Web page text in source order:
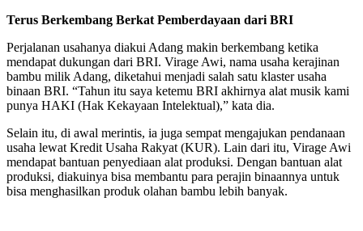
Terus Berkembang Berkat Pemberdayaan dari BRI
Perjalanan usahanya diakui Adang makin berkembang ketika
mendapat dukungan dari BRI. Virage Awi, nama usaha kerajinan
bambu milik Adang, diketahui menjadi salah satu klaster usaha
binaan BRI. “Tahun itu saya ketemu BRI akhirnya alat musik kami
punya HAKI (Hak Kekayaan Intelektual),” kata dia.
Selain itu, di awal merintis, ia juga sempat mengajukan pendanaan
usaha lewat Kredit Usaha Rakyat (KUR). Lain dari itu, Virage Awi
mendapat bantuan penyediaan alat produksi. Dengan bantuan alat
produksi, diakuinya bisa membantu para perajin binaannya untuk
bisa menghasilkan produk olahan bambu lebih banyak.